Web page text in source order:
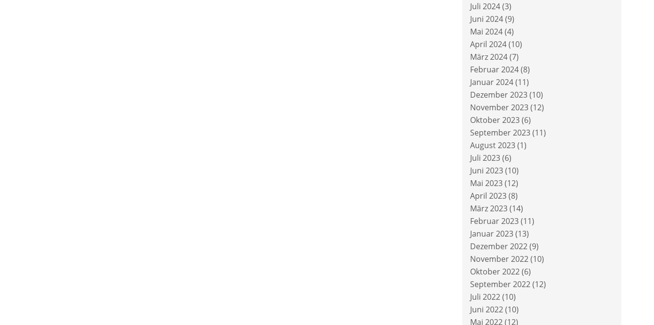
Juli 2024(3)
Juni 2024(9)
Mai 2024(4)
April 2024(10)
März 2024(7)
Februar 2024(8)
Januar 2024(11)
Dezember 2023(10)
November 2023(12)
Oktober 2023(6)
September 2023(11)
August 2023(1)
Juli 2023(6)
Juni 2023(10)
Mai 2023(12)
April 2023(8)
März 2023(14)
Februar 2023(11)
Januar 2023(13)
Dezember 2022(9)
November 2022(10)
Oktober 2022(6)
September 2022(12)
Juli 2022(10)
Juni 2022(10)
Mai 2022(12)